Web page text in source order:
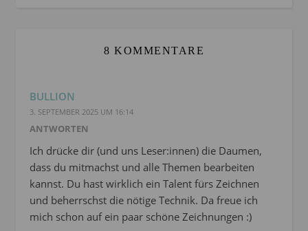
8 KOMMENTARE
BULLION
3. SEPTEMBER 2025 UM 16:14
ANTWORTEN
Ich drücke dir (und uns Leser:innen) die Daumen,
dass du mitmachst und alle Themen bearbeiten
kannst. Du hast wirklich ein Talent fürs Zeichnen
und beherrschst die nötige Technik. Da freue ich
mich schon auf ein paar schöne Zeichnungen :)